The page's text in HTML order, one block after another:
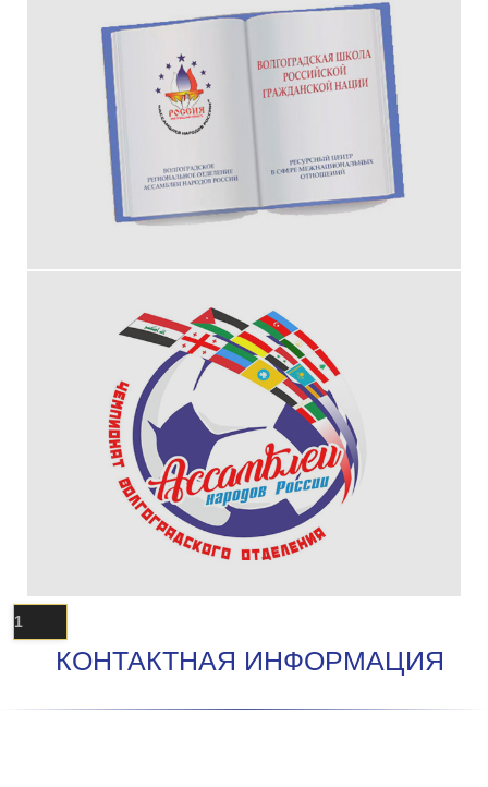
1
КОНТАКТНАЯ ИНФОРМАЦИЯ